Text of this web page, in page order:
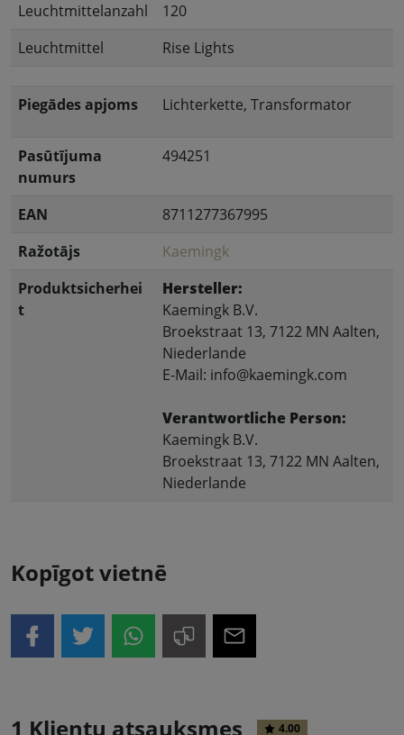
Leuchtmittelanzahl
120
Leuchtmittel
Rise Lights
Piegādes apjoms Lichterkette, Transformator
Pasūtījuma
numurs
494251
EAN
8711277367995
Ražotājs
Kaemingk
Produktsicherhei
t
Hersteller:
Kaemingk B.V.
Broekstraat 13, 7122 MN Aalten,
Niederlande
E-Mail: info@kaemingk.com
Verantwortliche Person:
Kaemingk B.V.
Broekstraat 13, 7122 MN Aalten,
Niederlande
Kopīgot vietnē
1 Klientu atsauksmes 4.00